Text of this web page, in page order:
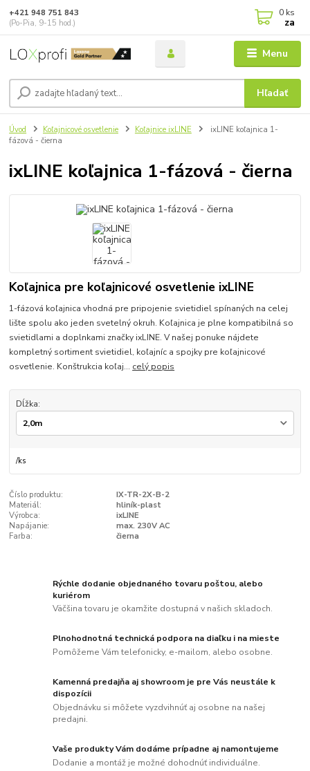
Menu
Hľadať
+421 948 751 843
(Po-Pia, 9-15 hod.)
0 ks
za
Úvod Koľajnicové osvetlenie Koľajnice ixLINE
ixLINE koľajnica 1-
fázová - čierna
ixLINE koľajnica 1-fázová - čierna
Koľajnica pre koľajnicové osvetlenie ixLINE
1-fázová koľajnica vhodná pre pripojenie svietidiel spínaných na celej
lište spolu ako jeden svetelný okruh. Koľajnica je plne kompatibilná so
svietidlami a doplnkami značky ixLINE. V našej ponuke nájdete
kompletný sortiment svietidiel, koľajníc a spojky pre koľajnicové
osvetlenie. Konštrukcia koľaj... celý popis
Dĺžka:
/ks
Číslo produktu:
IX-TR-2X-B-2
Materiál:
hliník-plast
Výrobca:
ixLINE
Napájanie:
max. 230V AC
Farba:
čierna
Rýchle dodanie objednaného tovaru poštou, alebo
kuriérom
Väčšina tovaru je okamžite dostupná v našich skladoch.
Plnohodnotná technická podpora na diaľku i na mieste
Pomôžeme Vám telefonicky, e-mailom, alebo osobne.
Kamenná predajňa aj showroom je pre Vás neustále k
dispozícii
Objednávku si môžete vyzdvihnúť aj osobne na našej
predajni.
Vaše produkty Vám dodáme prípadne aj namontujeme
Dodanie a montáž je možné dohodnúť individuálne.